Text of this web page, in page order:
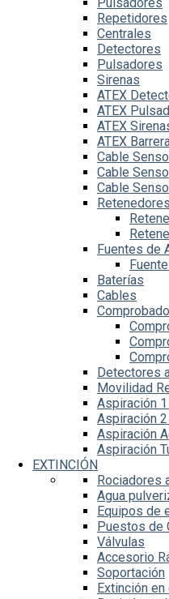
Repetidores
Centrales
Detectores
Pulsadores
Sirenas
ATEX
ATEX
ATEX
ATEX
Cable
Cable
Cable
Retenedores
Fuentes de
Baterías
Cables
Detectores
Movilidad
Aspiración
Aspiración
Aspiración
Aspiración
EXTINCIÓN
Rociadores
Agua
Equipos de
Puestos de
Válvulas
Accesorio
Soportación
Extinción en